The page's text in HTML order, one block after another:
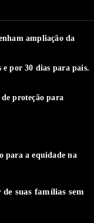
ampliação da
e por 30 dias para pais.
proteção para
para a equidade na
suas famílias sem